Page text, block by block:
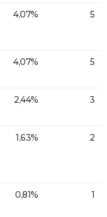
4,07% 5
4,07% 5
2,44% 3
1,63% 2
0,81% 1